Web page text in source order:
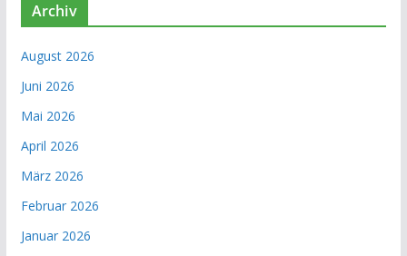
Archiv
August 2026
Juni 2026
Mai 2026
April 2026
März 2026
Februar 2026
Januar 2026